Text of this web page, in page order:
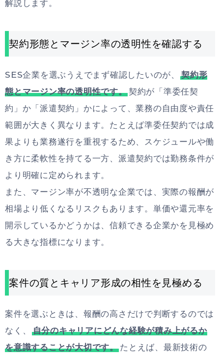
解説します。
契約形態とマージン率の透明性を確認する
SES企業を選ぶうえでまず確認したいのが、
契約形
態とマージン率の透明性です。契約が「準委任契
約」か「派遣契約」かによって、業務の自由度や責任
範囲が大きく異なります。たとえば準委任契約では成
果よりも業務遂行を重視するため、スケジュールや働
き方に柔軟性を持てる一方、派遣契約では勤務条件が
より明確に定められます。
また、マージン率が不透明な企業では、実際の報酬が
相場より低くなるリスクもあります。単価や還元率を
開示しているかどうかは、信頼できる企業かを見極め
る大きな指標になります。
案件の質とキャリア形成の相性を見極める
案件を選ぶときは、報酬の高さだけで判断するのでは
なく、
自分のキャリアにどんな経験が積み上がるか
を意識することが大切です。 たとえば、最新技術の